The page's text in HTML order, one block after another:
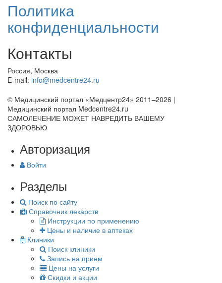
Политика
конфиденциальности
Контакты
Россия, Москва
E-mail: info@medcentre24.ru
© Медицинский портал «Медцентр24» 2011–2026 |
Медицинский портал Medcentre24.ru
САМОЛЕЧЕНИЕ МОЖЕТ НАВРЕДИТЬ ВАШЕМУ
ЗДОРОВЬЮ
Авторизация
Войти
Разделы
Поиск по сайту
Справочник лекарств
Инструкции по применению
Цены и наличие в аптеках
Клиники
Поиск клиники
Запись на прием
Цены на услуги
Скидки и акции